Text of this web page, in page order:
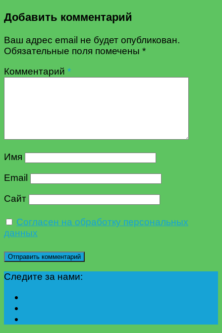
Добавить комментарий
Ваш адрес email не будет опубликован.
Обязательные поля помечены *
Комментарий *
Имя
Email
Сайт
Согласен на обработку персональных
данных
Следите за нами: